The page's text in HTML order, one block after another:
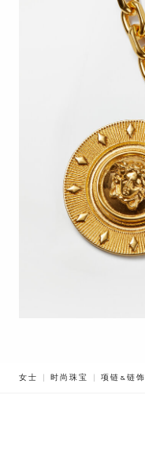
女士 时尚珠宝 项链&链饰